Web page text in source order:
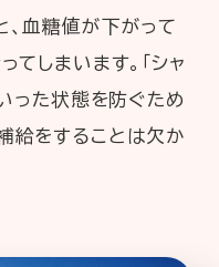
、血糖値が下がって
てしまいます。「シャ
いった状態を防ぐため
給をすることは欠か